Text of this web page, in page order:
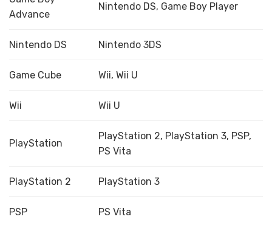
Advance
Nintendo DS, Game Boy Player
Nintendo DS Nintendo 3DS
Game Cube Wii, Wii U
Wii Wii U
PlayStation
PlayStation 2, PlayStation 3, PSP,
PS Vita
PlayStation 2 PlayStation 3
PSP PS Vita